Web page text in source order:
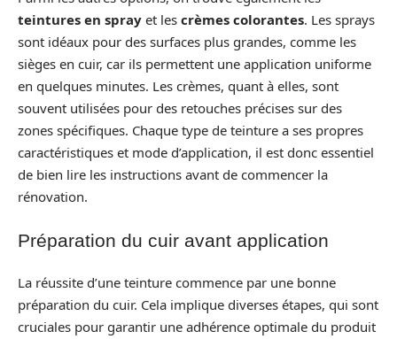
teintures en spray et les crèmes colorantes. Les sprays
sont idéaux pour des surfaces plus grandes, comme les
sièges en cuir, car ils permettent une application uniforme
en quelques minutes. Les crèmes, quant à elles, sont
souvent utilisées pour des retouches précises sur des
zones spécifiques. Chaque type de teinture a ses propres
caractéristiques et mode d’application, il est donc essentiel
de bien lire les instructions avant de commencer la
rénovation.
Préparation du cuir avant application
La réussite d’une teinture commence par une bonne
préparation du cuir. Cela implique diverses étapes, qui sont
cruciales pour garantir une adhérence optimale du produit